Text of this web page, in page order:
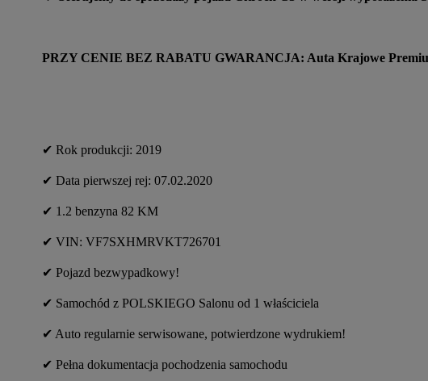
PRZY CENIE BEZ RABATU GWARANCJA: Auta Krajowe
✔︎ Rok produkcji: 2019
✔︎ Data pierwszej rej: 07.02.2020
✔︎ 1.2 benzyna 82 KM
✔︎ VIN: VF7SXHMRVKT726701
✔︎ Pojazd bezwypadkowy!
✔︎ Samochód z POLSKIEGO Salonu od 1 właściciela
✔︎ Auto regularnie serwisowane, potwierdzone wydrukiem!
✔︎ Pełna dokumentacja pochodzenia samochodu